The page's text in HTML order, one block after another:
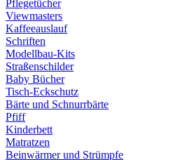
Pflegetücher
Viewmasters
Kaffeeauslauf
Schriften
Modellbau-Kits
Straßenschilder
Baby Bücher
Tisch-Eckschutz
Bärte und Schnurrbärte
Pfiff
Kinderbett
Matratzen
Beinwärmer und Strümpfe